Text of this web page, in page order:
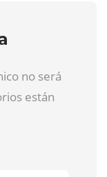
no será
están